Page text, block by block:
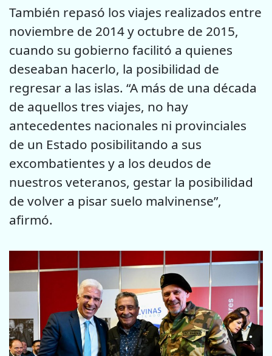
También repasó los viajes realizados entre
noviembre de 2014 y octubre de 2015,
cuando su gobierno facilitó a quienes
deseaban hacerlo, la posibilidad de
regresar a las islas. “A más de una década
de aquellos tres viajes, no hay
antecedentes nacionales ni provinciales
de un Estado posibilitando a sus
excombatientes y a los deudos de
nuestros veteranos, gestar la posibilidad
de volver a pisar suelo malvinense”,
afirmó.